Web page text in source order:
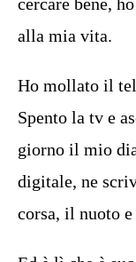
alla mia vita.
Ho mollato il
Spento la tv e
giorno il mio
digitale, ne
corsa, il nuoto